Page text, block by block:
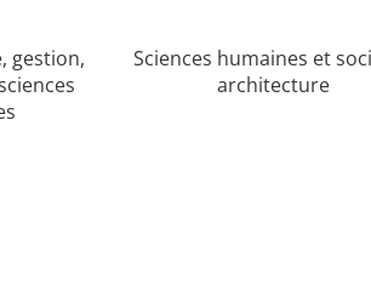
gestion,
Sciences humaines et
architecture